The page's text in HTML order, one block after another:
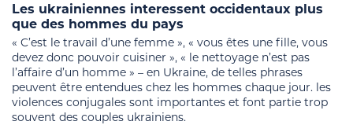
Les ukrainiennes interessent occidentaux plus
que des hommes du pays
« C’est le travail d’une femme », « vous êtes une fille, vous
devez donc pouvoir cuisiner », « le nettoyage n’est pas
l’affaire d’un homme » – en Ukraine, de telles phrases
peuvent être entendues chez les hommes chaque jour. les
violences conjugales sont importantes et font partie trop
souvent des couples ukrainiens.